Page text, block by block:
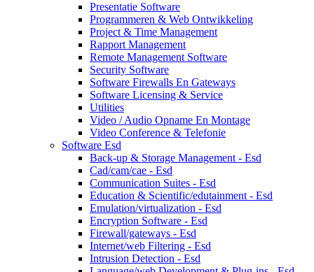
Presentatie Software
Programmeren & Web Ontwikkeling
Project & Time Management
Rapport Management
Remote Management Software
Security Software
Software Firewalls En Gateways
Software Licensing & Service
Utilities
Video / Audio Opname En Montage
Video Conference & Telefonie
Software Esd
Back-up & Storage Management - Esd
Cad/cam/cae - Esd
Communication Suites - Esd
Education & Scientific/edutainment - Esd
Emulation/virtualization - Esd
Encryption Software - Esd
Firewall/gateways - Esd
Internet/web Filtering - Esd
Intrusion Detection - Esd